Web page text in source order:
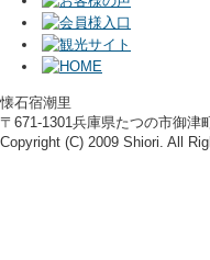
懐石宿潮里
〒671-1301兵庫県たつの市御津
Copyright (C) 2009 Shiori. All